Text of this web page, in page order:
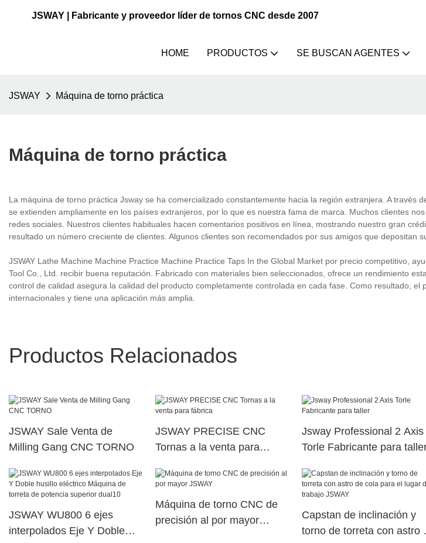
JSWAY | Fabricante y proveedor líder de tornos CNC desde 2007
HOME PRODUCTOS SE BUSCAN AGENTES
JSWAY Máquina de torno práctica
Máquina de torno práctica
La máquina de torno práctica Jsway se ha comercializado constantemente hacia la región extranjera. A través
se extienden ampliamente en los países extranjeros, por lo que es nuestra fama de marca. Muchos clientes
redes sociales. Nuestros clientes habituales hacen comentarios positivos en línea, mostrando nuestro gran
resultado un número creciente de clientes. Algunos clientes son recomendados por sus amigos que depositan
JSWAY Lathe Machine Machine Practice Machine Practice Taps In the Global Market por precio competitivo,
Tool Co., Ltd. recibir buena reputación. Fabricado con materiales bien seleccionados, ofrece un rendimiento
control de calidad asegura la calidad del producto completamente controlada en cada fase. Como resultado, el
internacionales y tiene una aplicación más amplia.
Productos Relacionados
JSWAY Sale Venta de
Milling Gang CNC TORNO
JSWAY PRECISE CNC
Tornas a la venta para
Jsway Professional 2 Axis
Torle Fabricante para
JSWAY WU800 6 ejes
interpolados Eje Y Doble
Máquina de torno CNC de
precisión al por mayor
Capstan de inclinación y
torno de torreta con astro